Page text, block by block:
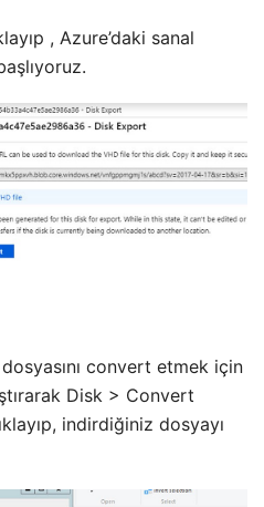
, Azure’daki sanal
convert etmek için
Disk > Convert
indirdiğiniz dosyayı